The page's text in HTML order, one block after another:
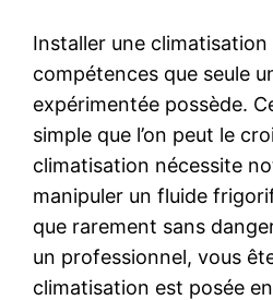
Installer une
compétences que seule
expérimentée possède.
simple que l’on peut le
climatisation nécessite
manipuler un fluide
que rarement sans
un professionnel, vous
climatisation est posée